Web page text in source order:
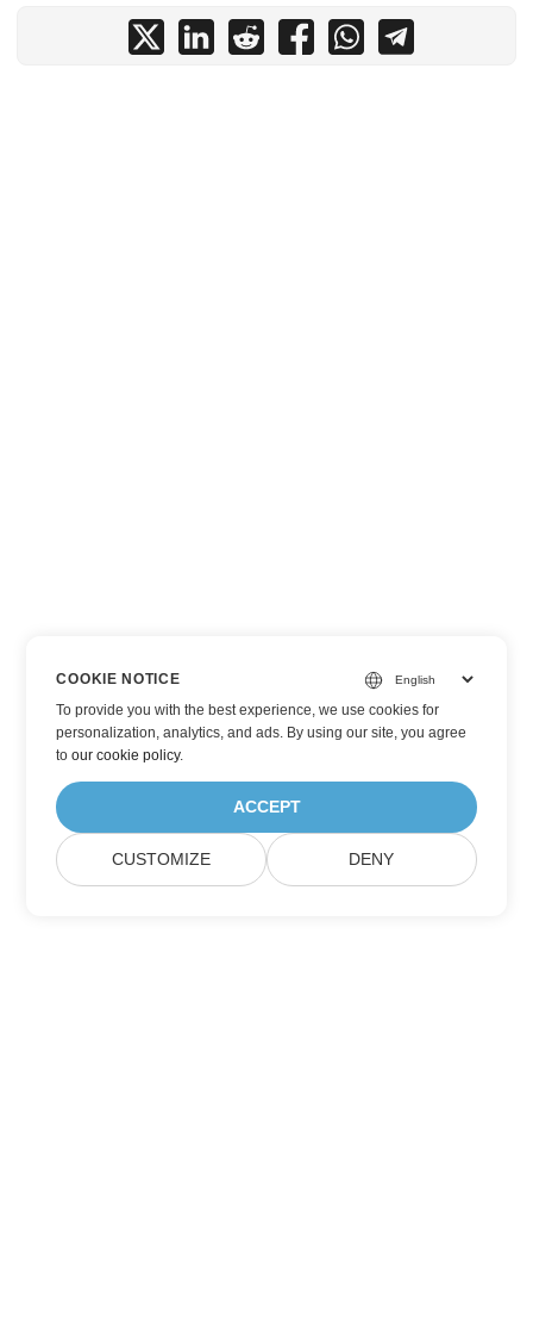
COOKIE NOTICE
To provide you with the best experience, we use cookies for
personalization, analytics, and ads. By using our site, you agree
toour cookie policy.
ACCEPT
CUSTOMIZE DENY